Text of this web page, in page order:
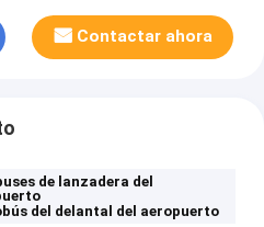
Contactar ahora
de lanzadera del
del delantal del aeropuerto